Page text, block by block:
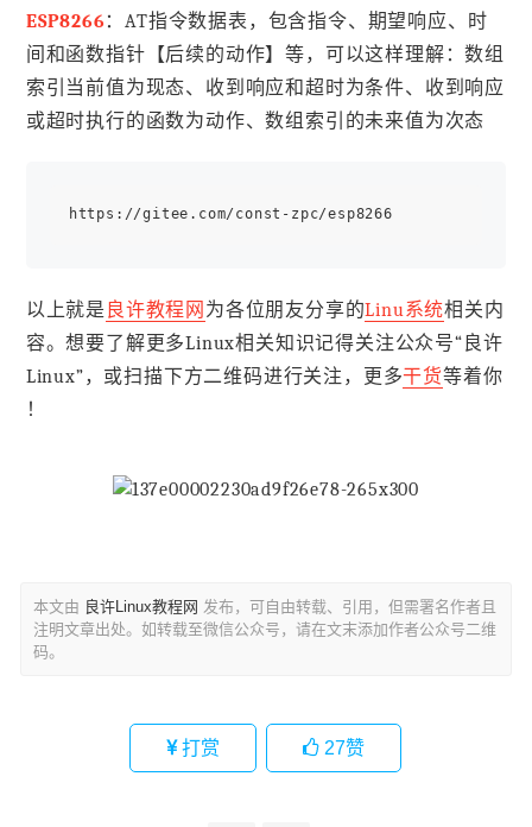
ESP8266 ：AT指令数据表，包含指令、期望响应、时
间和函数指针【后续的动作】等，可以这样理解：数组
索引当前值为现态、收到响应和超时为条件、收到响应
或超时执行的函数为动作、数组索引的未来值为次态
以上就是 良许教程网 为各位朋友分享的Linu系统相关内
容。想要了解更多Linux相关知识记得关注公众号“良许
Linux”，或扫描下方二维码进行关注，更多干货等着你
！
本文由 良许Linux教程网 发布，可自由转载、引用，但需署名作者且
注明文章出处。如转载至微信公众号，请在文末添加作者公众号二维
码。
打赏 27赞